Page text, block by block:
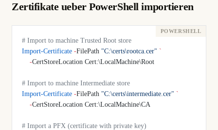
Zertifikate ueber PowerShell importieren
# Import to machine Trusted Root store
Import-Certificate -FilePath "C:\certs\rootca.cer" `
    -
CertStoreLocation Cert:\LocalMachine\Root
# Import to machine Intermediate store
Import-Certificate -FilePath "C:\certs\intermediate.cer" `
    -
CertStoreLocation Cert:\LocalMachine\CA
# Import a PFX (certificate with private key)